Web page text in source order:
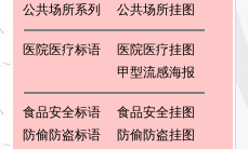
公共场所系列
公共场所挂图
医院医疗标语
医院医疗挂图
甲型流感海报
食品安全标语
食品安全挂图
防偷防盗标语
防偷防盗挂图